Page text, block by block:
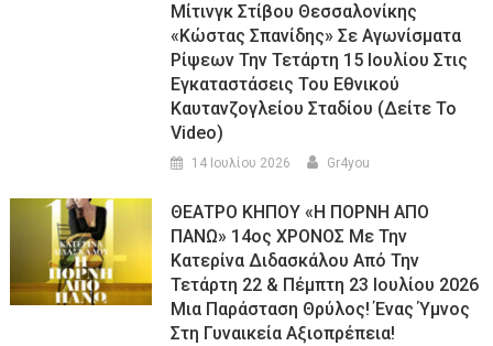
Μίτινγκ Στίβου Θεσσαλονίκης
«Κώστας Σπανίδης» Σε Αγωνίσματα
Ρίψεων Την Τετάρτη 15 Ιουλίου Στις
Εγκαταστάσεις Του Εθνικού
Καυτανζογλείου Σταδίου (Δείτε Το
Video)
14 Ιουλίου 2026 Gr4you
ΘΕΑΤΡΟ ΚΗΠΟΥ «Η ΠΟΡΝΗ ΑΠΟ
ΠΑΝΩ» 14ος ΧΡΟΝΟΣ Με Την
Κατερίνα Διδασκάλου Από Την
Τετάρτη 22 & Πέμπτη 23 Ιουλίου 2026
Μια Παράσταση Θρύλος! Ένας Ύμνος
Στη Γυναικεία Αξιοπρέπεια!